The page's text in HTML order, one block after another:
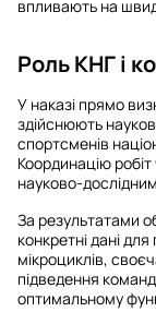
впливають на
Роль КНГ і
У наказі прямо
здійснюють
спортсменів
Координацію
науково-
За результатами
конкретні дані
мікроциклів,
підведення команд
оптимальному